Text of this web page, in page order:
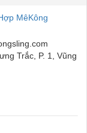
MêKông
Trắc, P. 1, Vũng